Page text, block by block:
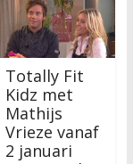
Totally Fit
Kidz met
Mathijs
Vrieze vanaf
2 januari